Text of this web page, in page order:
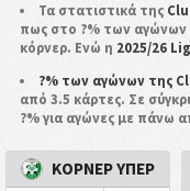
Τα στατιστικά της
πως στο ?% των αγώνων
κόρνερ. Ενώ η 2025/26
?% των αγώνων της
από 3.5 κάρτες. Σε
?% για αγώνες με πάνω
ΚΟΡΝΕΡ ΥΠΕΡ